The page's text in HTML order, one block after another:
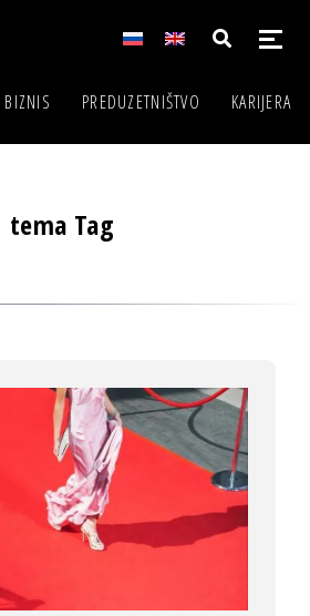
BIZNIS PREDUZETNIŠTVO KARIJERA
tema Tag